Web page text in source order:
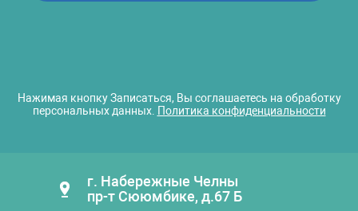
Нажимая кнопку Записаться, Вы соглашаетесь на обработку
персональных данных. Политика конфиденциальности
г. Набережные Челны
пр-т Сююмбике, д.67 Б